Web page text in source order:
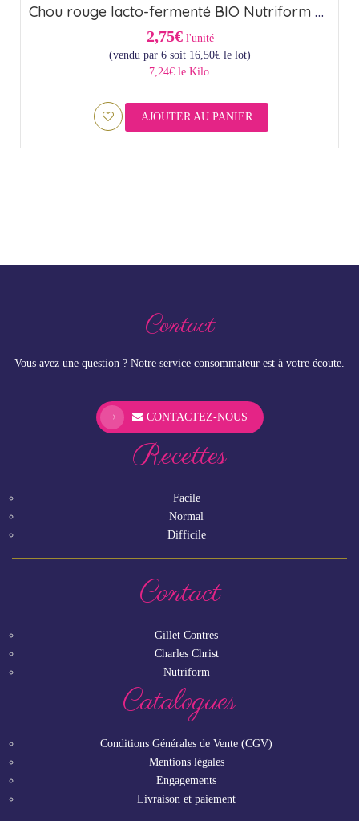
Chou rouge lacto-fermenté BIO Nutriform – Origine France (44,6cl)
2,75€ l'unité
(vendu par 6 soit 16,50€le lot)
7,24€ le Kilo
AJOUTER AU PANIER
Contact
Vous avez une question ? Notre service consommateur est à votre écoute.
CONTACTEZ-NOUS
Recettes
Facile
Normal
Difficile
Contact
Gillet Contres
Charles Christ
Nutriform
Catalogues
Conditions Générales de Vente (CGV)
Mentions légales
Engagements
Livraison et paiement